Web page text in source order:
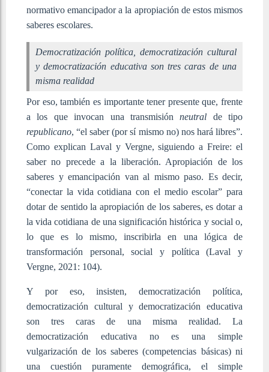
normativo emancipador a la apropiación de estos mismos
saberes escolares.
Democratización política, democratización cultural
y democratización educativa son tres caras de una
misma realidad
Por eso, también es importante tener presente que, frente
a los que invocan una transmisiónneutral de tipo
republicano, “el saber (por sí mismo no) nos hará libres”.
Como explican Laval y Vergne, siguiendo a Freire: el
saber no precede a la liberación. Apropiación de los
saberes y emancipación van al mismo paso. Es decir,
“conectar la vida cotidiana con el medio escolar” para
dotar de sentido la apropiación de los saberes, es dotar a
la vida cotidiana de una significación histórica y social o,
lo que es lo mismo, inscribirla en una lógica de
transformación personal, social y política (Laval y
Vergne, 2021: 104).
Y por eso, insisten, democratización política,
democratización cultural y democratización educativa
son tres caras de una misma realidad. La
democratización educativa no es una simple
vulgarización de los saberes (competencias básicas) ni
una cuestión puramente demográfica, el simple